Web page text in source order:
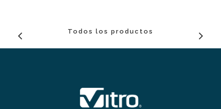
Todos los productos